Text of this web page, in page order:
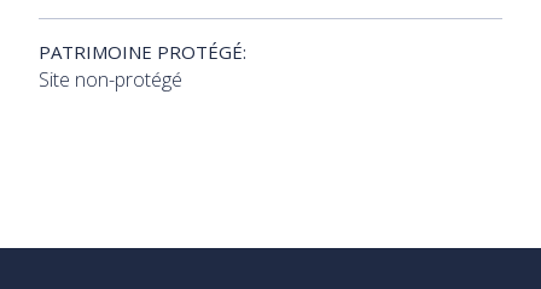
PATRIMOINE PROTÉGÉ:
Site non-protégé